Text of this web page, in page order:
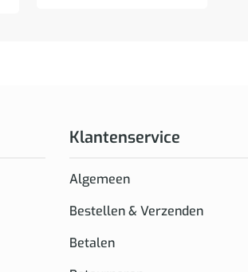
Klantenservice
Algemeen
Bestellen & Verzenden
Betalen